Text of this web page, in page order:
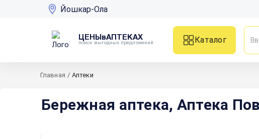
Йошкар-Ола
ЦЕНЫвАПТЕКАХ
поиск выгодных предложений
Каталог
Главная / Аптеки
Бережная аптека, Аптека